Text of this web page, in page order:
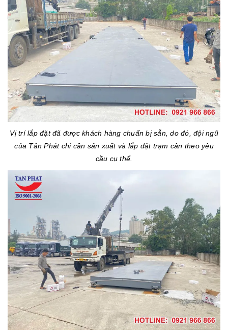
Vị trí lắp đặt đã được khách hàng chuẩn bị sẵn, do đó, đội ngũ
của Tân Phát chỉ cần sản xuất và lắp đặt trạm cân theo yêu
cầu cụ thể.